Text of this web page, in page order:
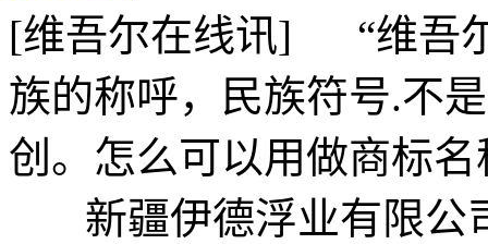
[维吾尔在线讯] “维吾
族的称呼，民族符号.不
创。怎么可以用做商标名
新疆伊德浮业有限公